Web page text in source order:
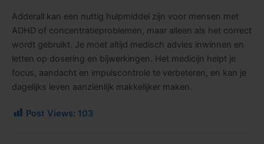
Adderall kan een nuttig hulpmiddel zijn voor mensen met
ADHD of concentratieproblemen, maar alleen als het correct
wordt gebruikt. Je moet altijd medisch advies inwinnen en
letten op dosering en bijwerkingen. Het medicijn helpt je
focus, aandacht en impulscontrole te verbeteren, en kan je
dagelijks leven aanzienlijk makkelijker maken.
Post Views: 103